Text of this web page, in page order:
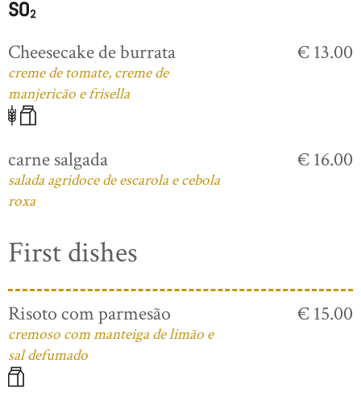
Cheesecake de burrata
creme de tomate, creme de
manjericão e frisella
€ 13.00
carne salgada
salada agridoce de escarola e cebola
roxa
€ 16.00
First dishes
Risoto com parmesão
cremoso com manteiga de limão e
sal defumado
€ 15.00